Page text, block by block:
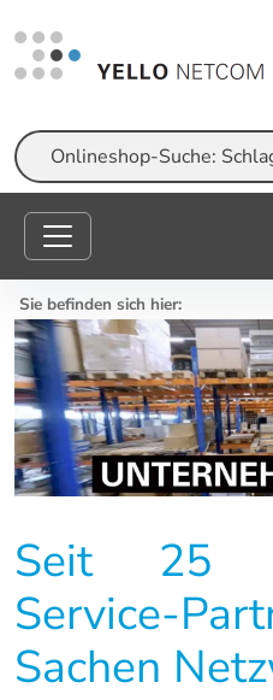
Suche
Sie befinden sich hier:
Seit 25
Service-
Sachen